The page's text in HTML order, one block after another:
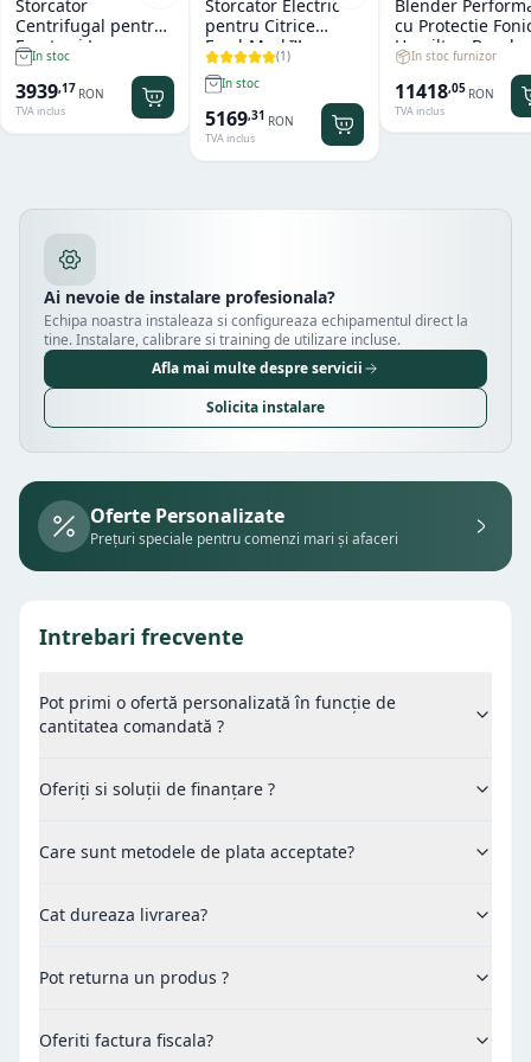
Storcator
Centrifugal pentru
Fructe si Legume
Hendi
In stoc
3939,17 RON
TVA inclus
Storcator Electric
pentru Citrice
FreshMark™
Hamilton Beach
(1)
In stoc
5169,31 RON
TVA inclus
Blender
cu Protectie
Hamilton Beach
Summit® Edge
In stoc furnizor
11418,05 RON
TVA inclus
Ai nevoie de instalare profesionala?
Echipa noastra instaleaza si configureaza echipamentul direct la
tine. Instalare, calibrare si training de utilizare incluse.
Afla mai multe despre servicii
Solicita instalare
Oferte Personalizate
Prețuri speciale pentru comenzi mari și afaceri
Intrebari frecvente
Pot primi o ofertă personalizată în funcție de
cantitatea comandată ?
Oferiți si soluții de finanțare ?
Care sunt metodele de plata acceptate?
Cat dureaza livrarea?
Pot returna un produs ?
Oferiti factura fiscala?